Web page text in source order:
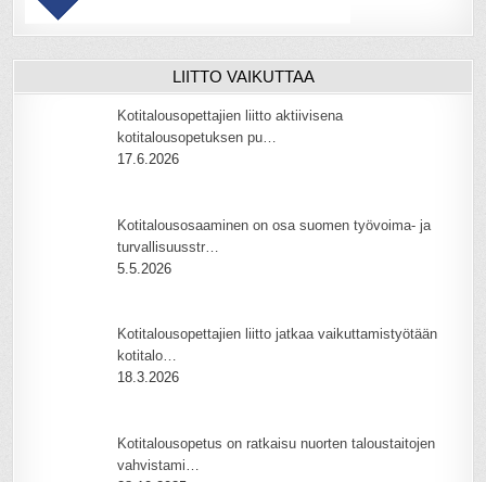
LIITTO VAIKUTTAA
Kotitalousopettajien liitto aktiivisena
kotitalousopetuksen pu…
17.6.2026
Kotitalousosaaminen on osa suomen työvoima- ja
turvallisuusstr…
5.5.2026
Kotitalousopettajien liitto jatkaa vaikuttamistyötään
kotitalo…
18.3.2026
Kotitalousopetus on ratkaisu nuorten taloustaitojen
vahvistami…